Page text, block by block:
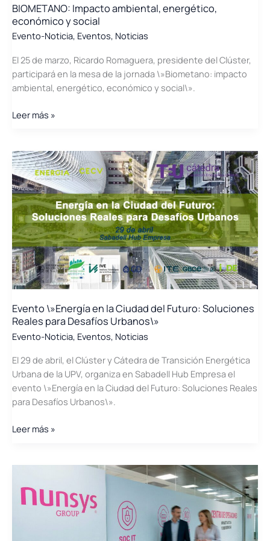
BIOMETANO: Impacto ambiental, energético,
económico y social
Evento-Noticia, Eventos, Noticias
El 25 de marzo, Ricardo Romaguera, presidente del Clúster,
participará en la mesa de la jornada \»Biometano: impacto
ambiental, energético, económico y social\».
BIOMETANO:
energético,
económico
y
social
Leer más »
Evento \»Energía en la Ciudad del Futuro: Soluciones
Reales para Desafíos Urbanos\»
Evento-Noticia, Eventos, Noticias
El 29 de abril, el Clúster y Cátedra de Transición Energética
Urbana de la UPV, organiza en Sabadell Hub Empresa el
evento \»Energía en la Ciudad del Futuro: Soluciones Reales
para Desafíos Urbanos\».
Evento
del
Leer más »